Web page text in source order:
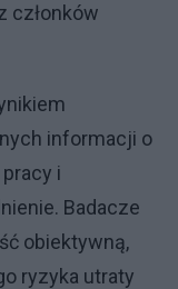
członków
informacji o
i
Badacze
obiektywną,
ryzyka utraty